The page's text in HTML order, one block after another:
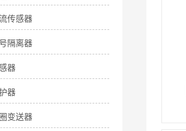
传感器
隔离器
器
器
变送器